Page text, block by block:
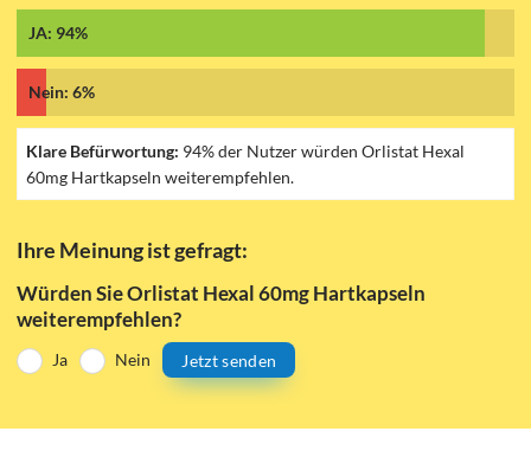
JA: 94%
Nein: 6%
Klare Befürwortung: 94% der Nutzer würden Orlistat Hexal
60mg Hartkapseln weiterempfehlen.
Ihre Meinung ist gefragt:
Würden Sie Orlistat Hexal 60mg Hartkapseln
weiterempfehlen?
Ja Nein Jetzt senden